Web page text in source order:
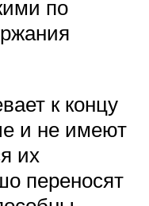
по
к концу
и не имеют
их
переносят